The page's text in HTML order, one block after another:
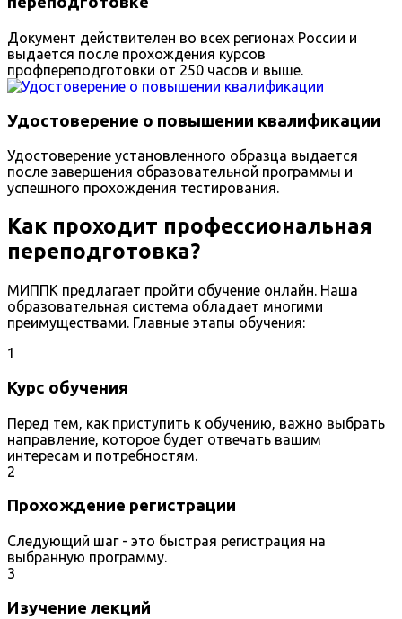
Документ действителен во всех регионах России и
выдается после прохождения курсов
профпереподготовки от 250 часов и выше.
Удостоверение о повышении квалификации
Удостоверение установленного образца выдается
после завершения образовательной программы и
успешного прохождения тестирования.
Как проходит профессиональная
переподготовка?
МИППК предлагает пройти обучение онлайн. Наша
образовательная система обладает многими
преимуществами. Главные этапы обучения:
1
Курс обучения
Перед тем, как приступить к обучению, важно выбрать
направление, которое будет отвечать вашим
интересам и потребностям.
2
Прохождение регистрации
Следующий шаг - это быстрая регистрация на
выбранную программу.
3
Изучение лекций